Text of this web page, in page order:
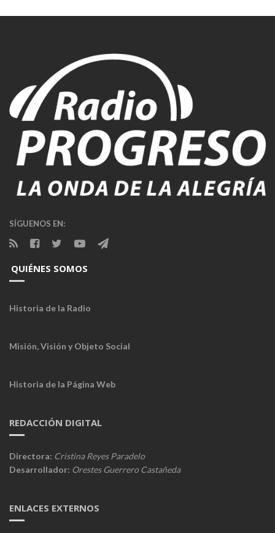
SÍGUENOS EN:
QUIÉNES SOMOS
Historia de la Radio
Misión, Visión y Objeto Social
Historia de la Página Web
REDACCIÓN DIGITAL
Directora: Cristina Reyes Paradelo
Desarrollador: Orestes Guerrero Castañeda
ENLACES EXTERNOS